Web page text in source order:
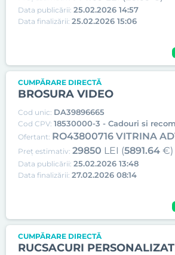
Data publicării: 25.02.2026 14:57
Data finalizării: 25.02.2026 15:06
CUMPĂRARE DIRECTĂ
BROSURA VIDEO
Cod unic: DA39896665
Cod CPV: 18530000-3 - Cadouri si
Ofertant: RO43800716 VITRINA
Preț estimativ: 29850 LEI (5891.64 €)
Data publicării: 25.02.2026 13:48
Data finalizării: 27.02.2026 08:14
CUMPĂRARE DIRECTĂ
RUCSACURI